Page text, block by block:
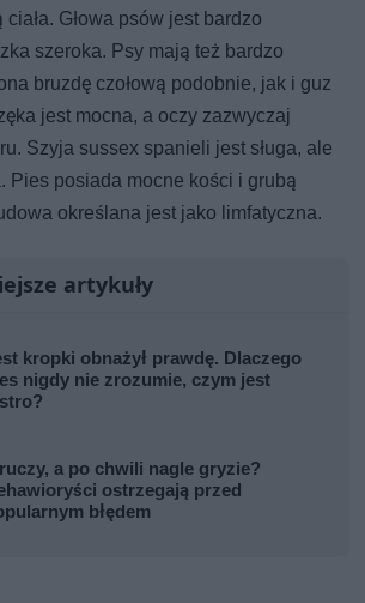
Głowa psów jest bardzo
szeroka. Psy mają też bardzo
bruzdę czołową podobnie, jak i guz
jest mocna, a oczy zazwyczaj
Szyja sussex spanieli jest sługa, ale
Pies posiada mocne kości i grubą
określana jest jako limfatyczna.
artykuły
kropki obnażył prawdę. Dlaczego
nigdy nie zrozumie, czym jest
a po chwili nagle gryzie?
ostrzegają przed
błędem